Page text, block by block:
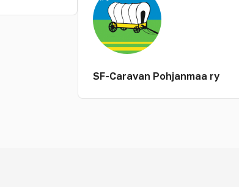
SF-Caravan Pohjanmaa ry